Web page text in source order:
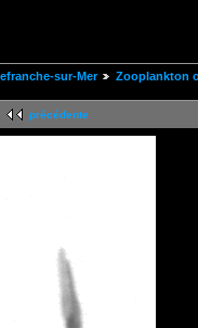
sur-Mer
Zooplankton
précédente